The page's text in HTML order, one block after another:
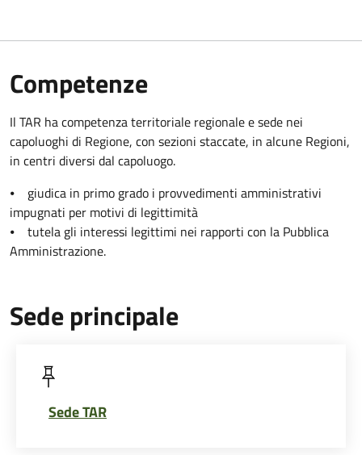
Competenze
Il TAR ha competenza territoriale regionale e sede nei
capoluoghi di Regione, con sezioni staccate, in alcune Regioni,
in centri diversi dal capoluogo.
⦁ giudica in primo grado i provvedimenti amministrativi
impugnati per motivi di legittimità
⦁ tutela gli interessi legittimi nei rapporti con la Pubblica
Amministrazione.
Sede principale
Sede TAR